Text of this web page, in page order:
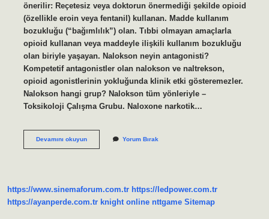
önerilir: Reçetesiz veya doktorun önermediği şekilde opioid
(özellikle eroin veya fentanil) kullanan. Madde kullanım
bozukluğu (“bağımlılık”) olan. Tıbbi olmayan amaçlarla
opioid kullanan veya maddeyle ilişkili kullanım bozukluğu
olan biriyle yaşayan. Nalokson neyin antagonisti?
Kompetetif antagonistler olan nalokson ve naltrekson,
opioid agonistlerinin yokluğunda klinik etki gösteremezler.
Nalokson hangi grup? Nalokson tüm yönleriyle –
Toksikoloji Çalışma Grubu. Naloxone narkotik…
Devamını okuyunNalokson
Yorum Bırak
https://www.sinemaforum.com.tr https://ledpower.com.tr
https://ayanperde.com.tr knight online nttgame Sitemap